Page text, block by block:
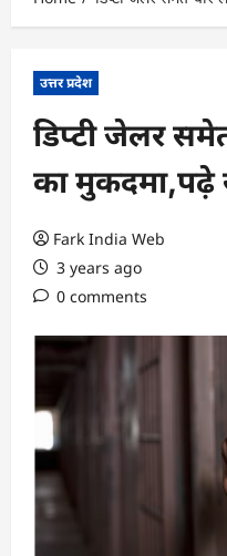
उत्तर प्रदेश
डिप्टी जेलर
का मुकदमा,पढ़े
Fark India Web
3 years ago
0 comments